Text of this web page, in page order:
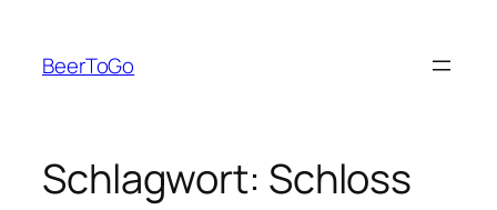
springen
BeerToGo
Schlagwort: Schloss